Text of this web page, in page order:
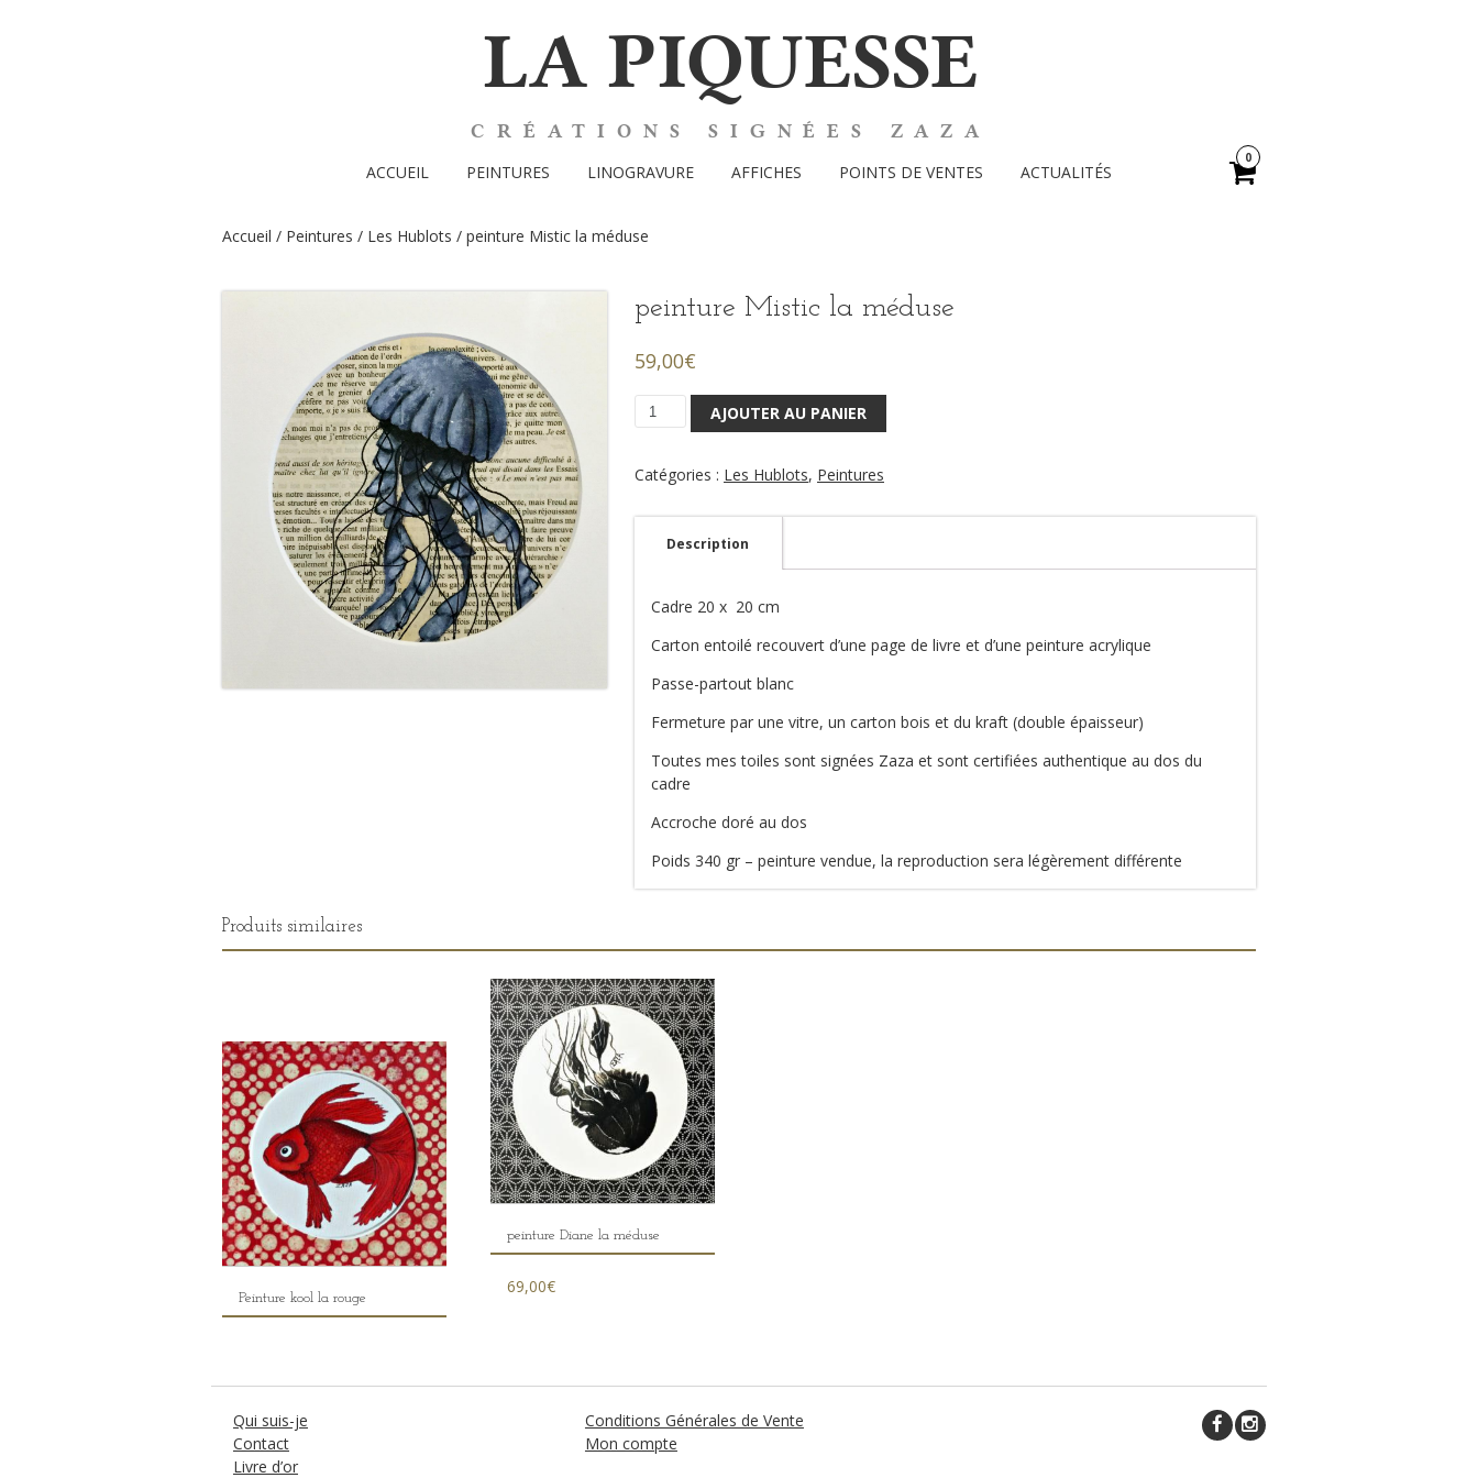
LA PIQUESSE
CRÉATIONS SIGNÉES ZAZA
ACCUEIL PEINTURES LINOGRAVURE AFFICHES POINTS DE VENTES ACTUALITÉS
0
Accueil / Peintures / Les Hublots / peinture Mistic la méduse
peinture Mistic la méduse
59,00€
quantité
Mistic
AJOUTER AU PANIER
Catégories : Les Hublots, Peintures
Description
Cadre 20 x 20 cm
Carton entoilé recouvert d’une page de livre et d’une peinture acrylique
Passe-partout blanc
Fermeture par une vitre, un carton bois et du kraft (double épaisseur)
Toutes mes toiles sont signées Zaza et sont certifiées authentique au dos du
cadre
Accroche doré au dos
Poids 340 gr – peinture vendue, la reproduction sera légèrement différente
Produits similaires
Peinture kool la rouge
peinture Diane la méduse
69,00€
Qui suis-je
Contact
Livre d’or
Conditions Générales de Vente
Mon compte